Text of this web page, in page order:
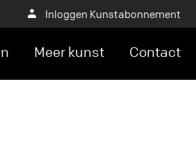
Inloggen Kunstabonnement
Meer kunst Contact